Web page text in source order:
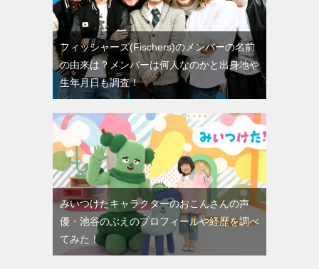
フィッシャーズ(Fischers)のメンバーの名前
の由来は？メンバーは何人なのかと出身地や
生年月日も調査！
みいつけたキャラクターのおこんさんの声
優・池谷のぶえのプロフィールや経歴を調べ
てみた！